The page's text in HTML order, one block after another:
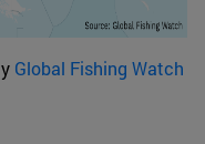
y Global Fishing Watch